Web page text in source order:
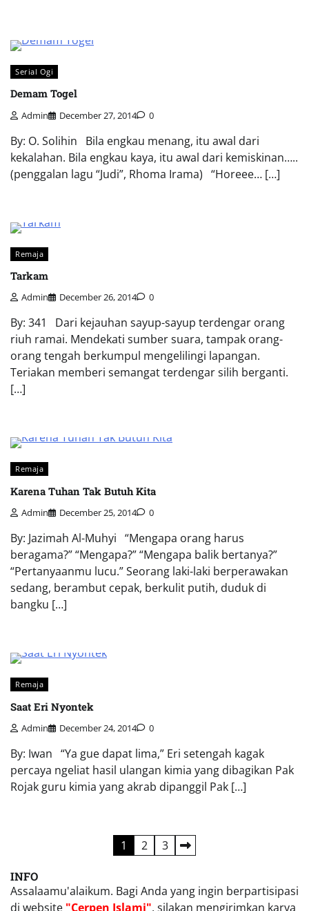
Serial Ogi
Demam Togel
Admin December 27, 2014 0
By: O. Solihin Bila engkau menang, itu awal dari
kekalahan. Bila engkau kaya, itu awal dari kemiskinan…..
(penggalan lagu “Judi”, Rhoma Irama) “Horeee… […]
Remaja
Tarkam
Admin December 26, 2014 0
By: 341 Dari kejauhan sayup-sayup terdengar orang
riuh ramai. Mendekati sumber suara, tampak orang-
orang tengah berkumpul mengelilingi lapangan.
Teriakan memberi semangat terdengar silih berganti.
[…]
Remaja
Karena Tuhan Tak Butuh Kita
Admin December 25, 2014 0
By: Jazimah Al-Muhyi “Mengapa orang harus
beragama?” “Mengapa?” “Mengapa balik bertanya?”
“Pertanyaanmu lucu.” Seorang laki-laki berperawakan
sedang, berambut cepak, berkulit putih, duduk di
bangku […]
Remaja
Saat Eri Nyontek
Admin December 24, 2014 0
By: Iwan “Ya gue dapat lima,” Eri setengah kagak
percaya ngeliat hasil ulangan kimia yang dibagikan Pak
Rojak guru kimia yang akrab dipanggil Pak […]
pagination
1 2 3
INFO
Assalaamu'alaikum. Bagi Anda yang ingin berpartisipasi
di website "Cerpen Islami", silakan mengirimkan karya